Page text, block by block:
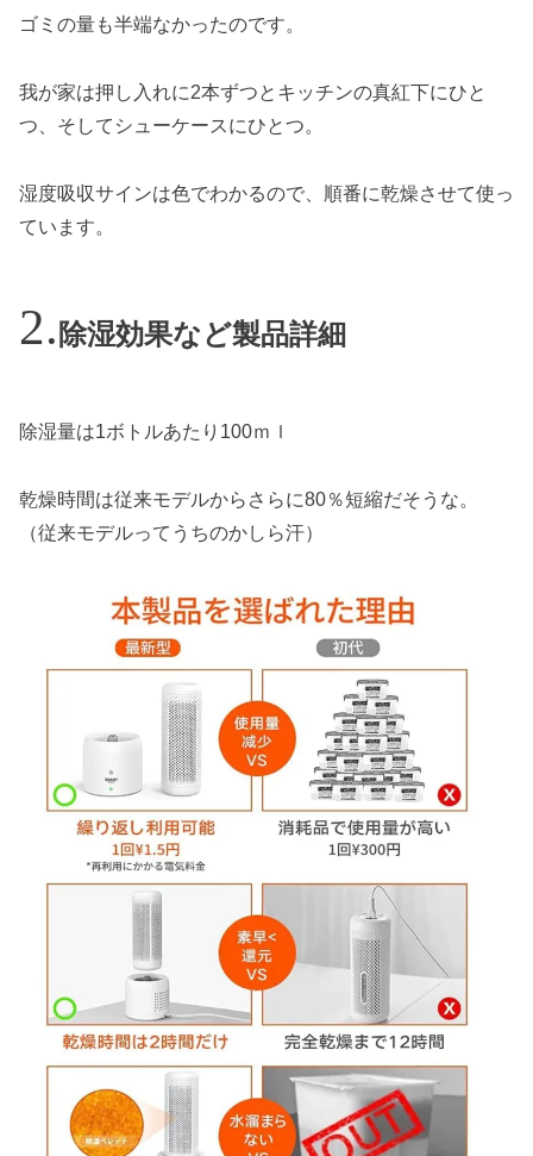
ゴミの量も半端なかったのです。
我が家は押し入れに2本ずつとキッチンの真紅下にひと
つ、そしてシューケースにひとつ。
湿度吸収サインは色でわかるので、順番に乾燥させて使っ
ています。
除湿効果など製品詳細
除湿量は1ボトルあたり100ｍｌ
乾燥時間は従来モデルからさらに80％短縮だそうな。
（従来モデルってうちのかしら汗）